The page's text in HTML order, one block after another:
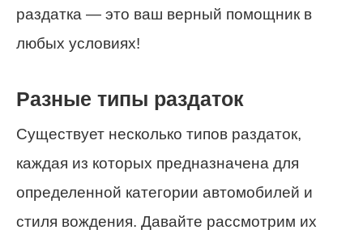
раздатка — это ваш верный помощник в
любых условиях!
Разные типы раздаток
Существует несколько типов раздаток,
каждая из которых предназначена для
определенной категории автомобилей и
стиля вождения. Давайте рассмотрим их